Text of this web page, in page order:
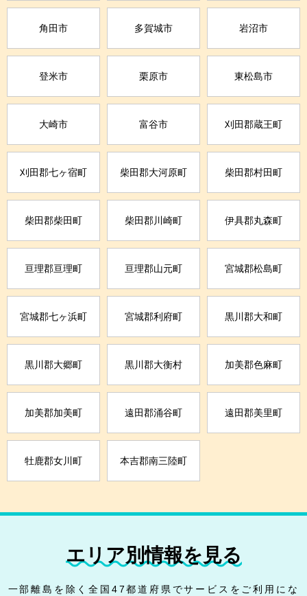
角田市 多賀城市 岩沼市
登米市 栗原市 東松島市
大崎市 富谷市 刈田郡蔵王町
刈田郡七ヶ宿町 柴田郡大河原町 柴田郡村田町
柴田郡柴田町 柴田郡川崎町 伊具郡丸森町
亘理郡亘理町 亘理郡山元町 宮城郡松島町
宮城郡七ヶ浜町 宮城郡利府町 黒川郡大和町
黒川郡大郷町 黒川郡大衡村 加美郡色麻町
加美郡加美町 遠田郡涌谷町 遠田郡美里町
牡鹿郡女川町 本吉郡南三陸町
エリア別情報を見る
一部離島を除く全国47都道府県でサービスをご利用にな